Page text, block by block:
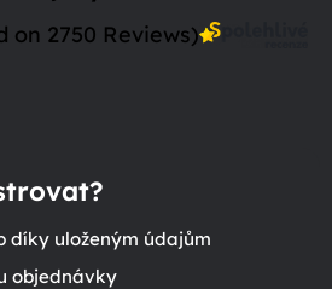
on 2750 Reviews)
díky uloženým údajům
objednávky